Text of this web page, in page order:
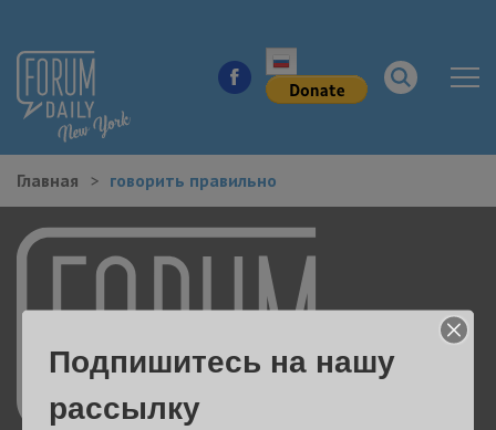
НОВОСТИ ГОРОДА
КУДА ПОЙТИ В ГОРОДЕ
ЗДОРОВЬЕ
РАБОТА И БИЗНЕС
ЖИЛЬЕ
Главная говорить правильно
Подпишитесь на нашу
рассылку